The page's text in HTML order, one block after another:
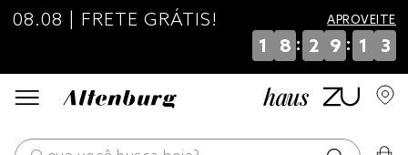
08.08 | FRETE GRÁTIS! APROVEITE
1 8 : 2 9 : 1 2
O que você busca hoje?